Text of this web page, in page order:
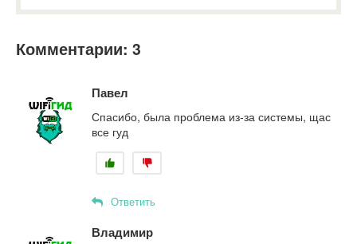
Комментарии: 3
Павел
Спасибо, была проблема из-за системы, щас
все гуд
Ответить
Владимир